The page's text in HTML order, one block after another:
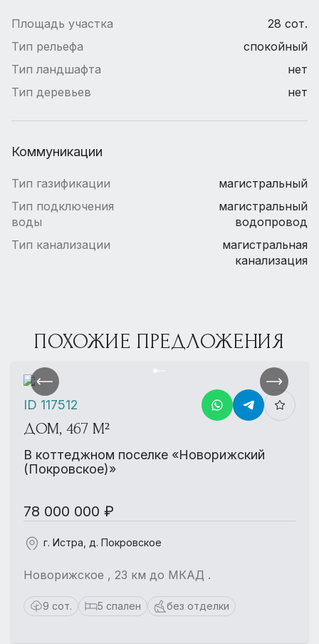
Площадь участка
28 сот.
Тип рельефа
спокойный
Тип ландшафта
нет
Тип деревьев
нет
Коммуникации
Тип газификации
магистральный
Тип подключения
воды
магистральный
водопровод
Тип канализации
магистральная
канализация
ПОХОЖИЕ ПРЕДЛОЖЕНИЯ
ДОМ, 467 М²
В коттеджном поселке «Новорижский
(Покровское)»
78 000 000 ₽
г. Истра, д. Покровское
Новорижское , 23 км до МКАД .
9 сот. 5 спален без отделки
ID 117512